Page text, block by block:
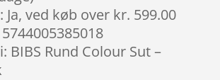
Ja, ved køb over kr. 599.00
BIBS Rund Colour Sut –